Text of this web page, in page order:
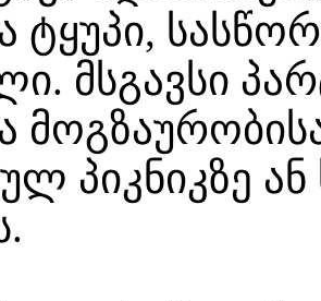
ტყუპი,
მსგავსი
პიკნიკზე